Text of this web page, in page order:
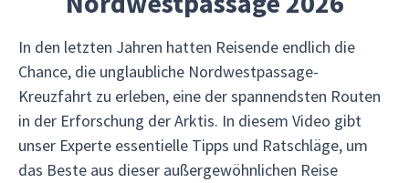
In den letzten Jahren hatten Reisende endlich die
Chance, die unglaubliche Nordwestpassage-
Kreuzfahrt zu erleben, eine der spannendsten Routen
in der Erforschung der Arktis. In diesem Video gibt
unser Experte essentielle Tipps und Ratschläge, um
das Beste aus dieser außergewöhnlichen Reise